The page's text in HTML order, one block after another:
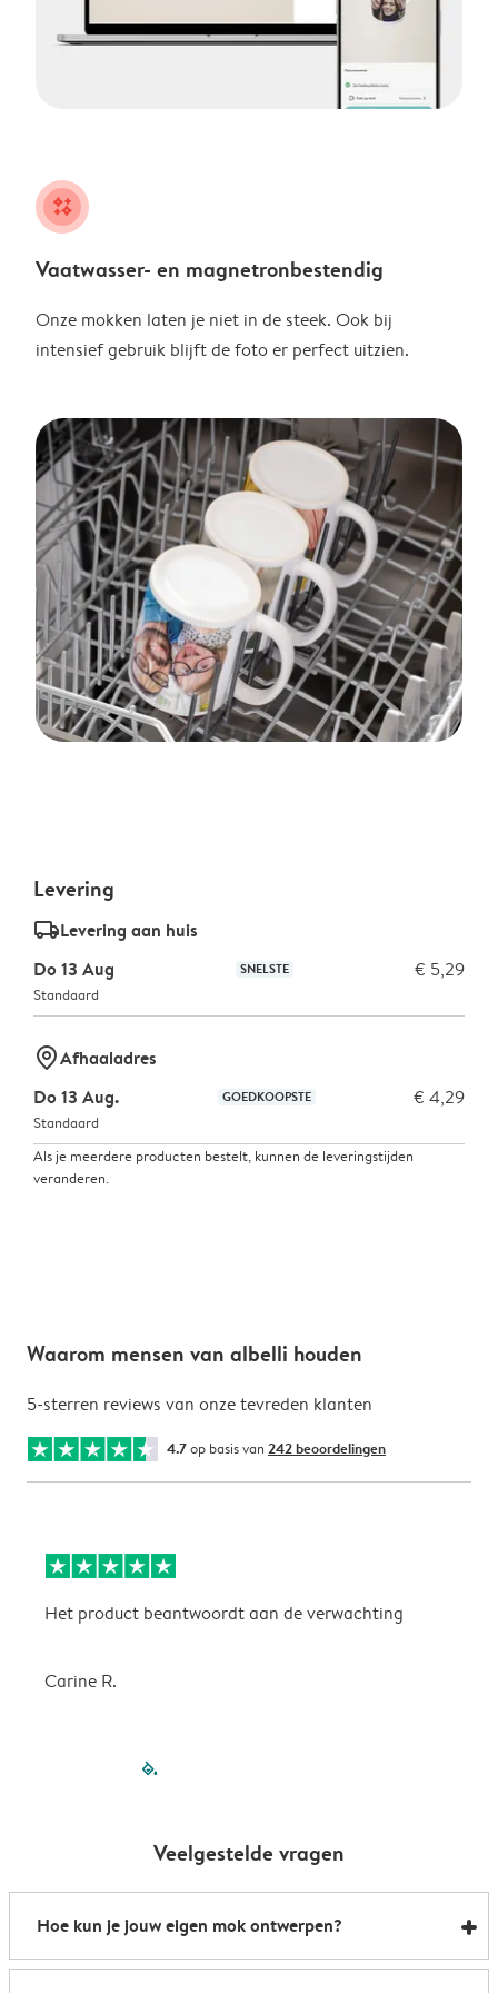
night
Vaatwasser- en magnetronbestendig
Onze mokken laten je niet in de steek. Ook bij
intensief gebruik blijft de foto er perfect uitzien.
Levering
delivery_standard_v2Levering aan huis
Do 13 Aug
SNELSTE € 5,29
Standaard
marker-pinAfhaaladres
Do 13 Aug.
GOEDKOOPSTE € 4,29
Standaard
Als je meerdere producten bestelt, kunnen de leveringstijden
veranderen.
Waarom mensen van albelli houden
5-sterren reviews van onze tevreden klanten
4.7op basis van 242 beoordelingen
Het product beantwoordt aan de verwachting
Carine R.
filled-pagination
Veelgestelde vragen
Hoe kun je jouw eigen mok ontwerpen?
Zo kun je binnen enkele minuten je eigen mok laten